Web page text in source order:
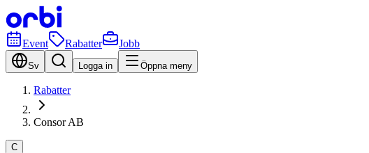
Event Rabatter Jobb
Sv Logga in Öppna meny
Rabatter
Consor AB
C